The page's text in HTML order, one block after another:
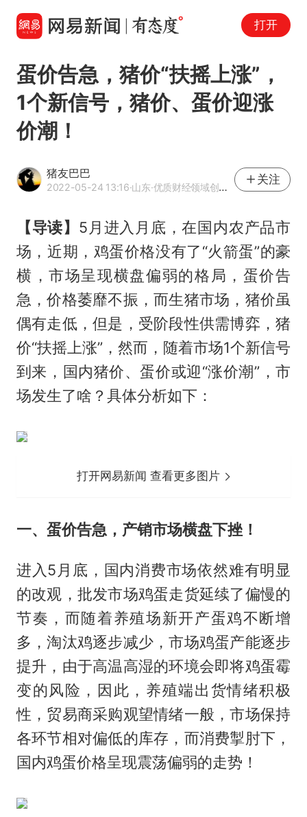
打开
蛋价告急，猪价“扶摇上涨”，
1个新信号，猪价、蛋价迎涨
价潮！
猪友巴巴
2022-05-24 13:16·山东·优质财经领域创作者
关注
【导读】 5月进入月底，在国内农产品市
场，近期，鸡蛋价格没有了“火箭蛋”的豪
横，市场呈现横盘偏弱的格局，蛋价告
急，价格萎靡不振，而生猪市场，猪价虽
偶有走低，但是，受阶段性供需博弈，猪
价“扶摇上涨”，然而，随着市场1个新信号
到来，国内猪价、蛋价或迎“涨价潮”，市
场发生了啥？具体分析如下：
打开网易新闻 查看更多图片
一、蛋价告急，产销市场横盘下挫！
进入5月底，国内消费市场依然难有明显
的改观，批发市场鸡蛋走货延续了偏慢的
节奏，而随着养殖场新开产蛋鸡不断增
多，淘汰鸡逐步减少，市场鸡蛋产能逐步
提升，由于高温高湿的环境会即将鸡蛋霉
变的风险，因此，养殖端出货情绪积极
性，贸易商采购观望情绪一般，市场保持
各环节相对偏低的库存，而消费掣肘下，
国内鸡蛋价格呈现震荡偏弱的走势！